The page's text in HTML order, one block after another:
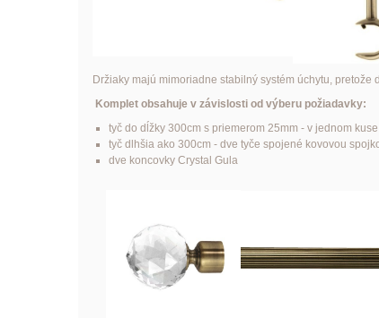
Držiaky majú mimoriadne stabilný systém úchytu, pretože
Komplet obsahuje v závislosti od výberu požiadavky:
tyč do dĺžky 300cm s priemerom 25mm - v jednom kuse
tyč dlhšia ako 300cm - dve tyče spojené kovovou
dve koncovky Crystal Gula